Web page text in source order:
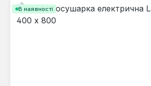
В наявності